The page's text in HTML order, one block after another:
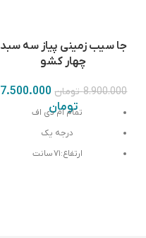
جا سیب زمینی پیاز سه سبد
چهار کشو
8.900.000تومان 7.500.000
تومان
تمام ام دی اف
درجه یک
ارتفاع:۷۱
سانت